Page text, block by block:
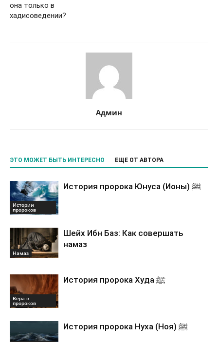
она только в
хадисоведении?
Админ
ЭТО МОЖЕТ БЫТЬ ИНТЕРЕСНО ЕЩЕ ОТ АВТОРА
Истории
пророков
История пророка Юнуса (Ионы) ﷺ
Намаз
Шейх Ибн Баз: Как совершать
намаз
Вера в
пророков
История пророка Худа ﷺ
История пророка Нуха (Ноя) ﷺ